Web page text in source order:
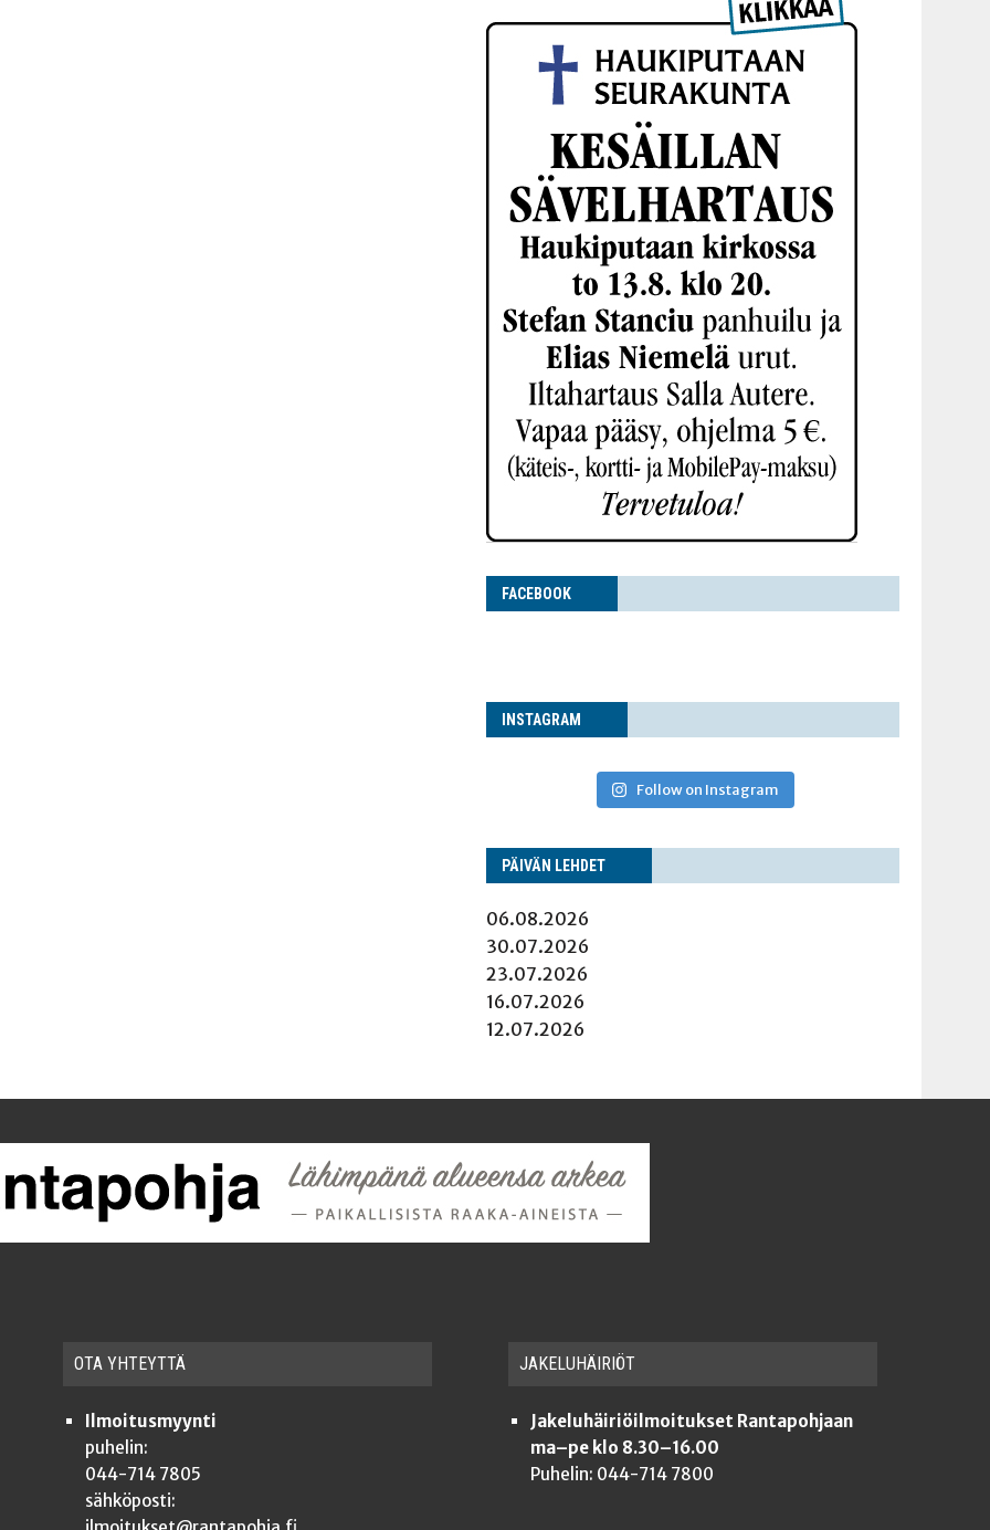
FACE­BOOK
INS­TA­GRAM
Follow on Instagram
PÄI­VÄN LEHDET
06.08.2026
30.07.2026
23.07.2026
16.07.2026
12.07.2026
OTA YHTEYT­TÄ
Ilmoitusmyynti
puhelin:
044-714 7805
sähköposti:
JAKE­LU­HÄI­RIÖT
Jakeluhäiriöilmoitukset Rantapohjaan
ma–pe klo 8.30–16.00
Puhelin: 044-714 7800